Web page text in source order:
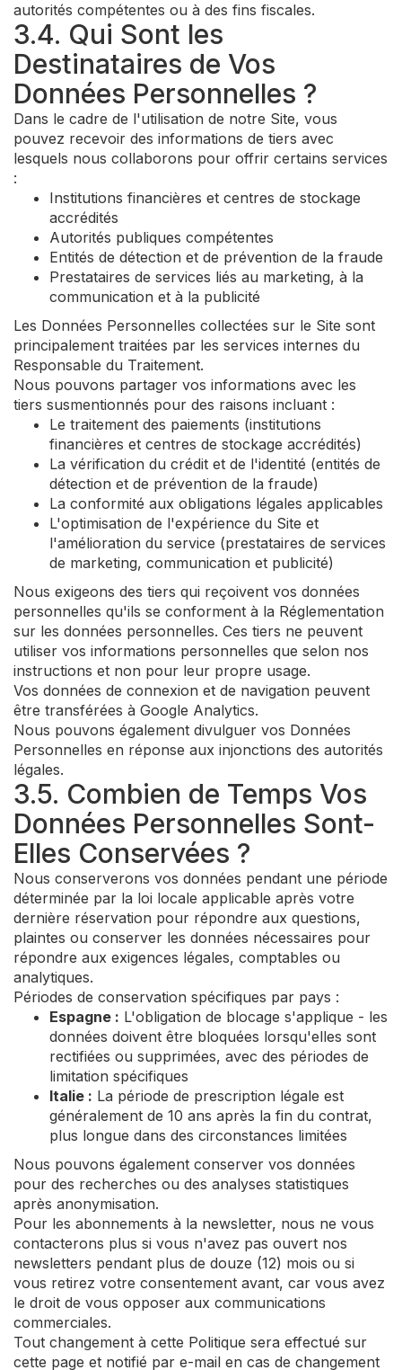
autorités compétentes ou à des fins fiscales.
3.4. Qui Sont les
Destinataires de Vos
Données Personnelles ?
Dans le cadre de l'utilisation de notre Site, vous
pouvez recevoir des informations de tiers avec
lesquels nous collaborons pour offrir certains services
:
Institutions financières et centres de stockage
accrédités
Autorités publiques compétentes
Entités de détection et de prévention de la fraude
Prestataires de services liés au marketing, à la
communication et à la publicité
Les Données Personnelles collectées sur le Site sont
principalement traitées par les services internes du
Responsable du Traitement.
Nous pouvons partager vos informations avec les
tiers susmentionnés pour des raisons incluant :
Le traitement des paiements (institutions
financières et centres de stockage accrédités)
La vérification du crédit et de l'identité (entités de
détection et de prévention de la fraude)
La conformité aux obligations légales applicables
L'optimisation de l'expérience du Site et
l'amélioration du service (prestataires de services
de marketing, communication et publicité)
Nous exigeons des tiers qui reçoivent vos données
personnelles qu'ils se conforment à la Réglementation
sur les données personnelles. Ces tiers ne peuvent
utiliser vos informations personnelles que selon nos
instructions et non pour leur propre usage.
Vos données de connexion et de navigation peuvent
être transférées à Google Analytics.
Nous pouvons également divulguer vos Données
Personnelles en réponse aux injonctions des autorités
légales.
3.5. Combien de Temps Vos
Données Personnelles Sont-
Elles Conservées ?
Nous conserverons vos données pendant une période
déterminée par la loi locale applicable après votre
dernière réservation pour répondre aux questions,
plaintes ou conserver les données nécessaires pour
répondre aux exigences légales, comptables ou
analytiques.
Périodes de conservation spécifiques par pays :
Espagne : L'obligation de blocage s'applique - les
données doivent être bloquées lorsqu'elles sont
rectifiées ou supprimées, avec des périodes de
limitation spécifiques
Italie : La période de prescription légale est
généralement de 10 ans après la fin du contrat,
plus longue dans des circonstances limitées
Nous pouvons également conserver vos données
pour des recherches ou des analyses statistiques
après anonymisation.
Pour les abonnements à la newsletter, nous ne vous
contacterons plus si vous n'avez pas ouvert nos
newsletters pendant plus de douze (12) mois ou si
vous retirez votre consentement avant, car vous avez
le droit de vous opposer aux communications
commerciales.
Tout changement à cette Politique sera effectué sur
cette page et notifié par e-mail en cas de changement